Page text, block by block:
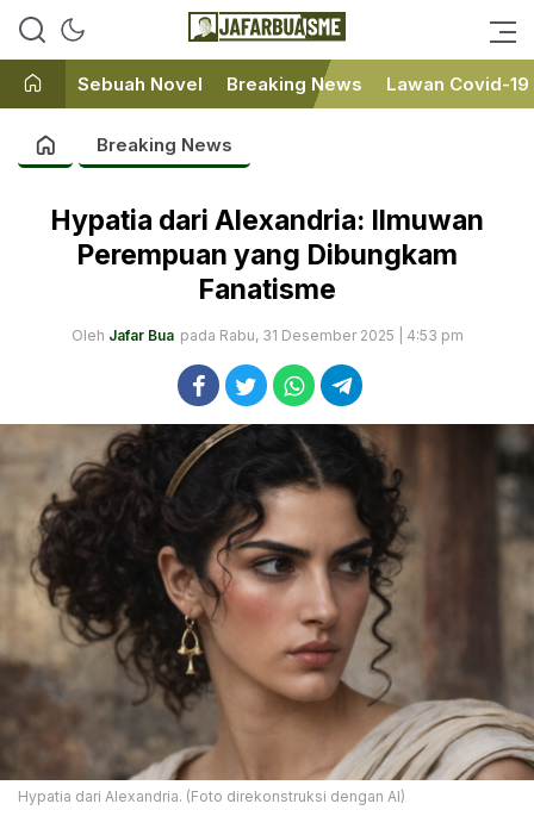
JafarBua
Ini bukan Media Online, Ini
Sebuah Novel Breaking News Lawan Covid-19
Breaking News
Hypatia dari Alexandria: Ilmuwan
Perempuan yang Dibungkam
Fanatisme
Oleh Jafar Bua pada Rabu, 31 Desember 2025 | 4:53 pm
Hypatia dari Alexandria. (Foto direkonstruksi dengan AI)